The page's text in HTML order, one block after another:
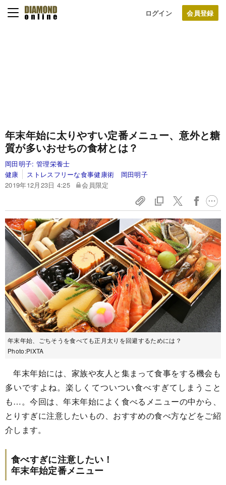
ログイン
年末年始に太りやすい定番メニュー、意外と糖
質が多いおせちの食材とは？
岡田明子: 管理栄養士
健康
ストレスフリーな食事健康術 岡田明子
2019年12月23日 4:25
会員限定
年末年始、ごちそうを食べても正月太りを回避するためには？
Photo:PIXTA
年末年始には、家族や友人と集まって食事をする機会も
多いですよね。楽しくてついつい食べすぎてしまうこと
も…。今回は、年末年始によく食べるメニューの中から、
とりすぎに注意したいもの、おすすめの食べ方などをご紹
介します。
食べすぎに注意したい！
年末年始定番メニュー